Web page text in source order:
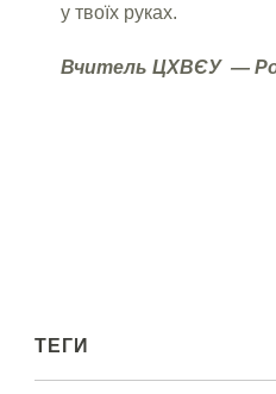
у твоїх руках.
Вчитель ЦХВЄУ—
ТЕГИ